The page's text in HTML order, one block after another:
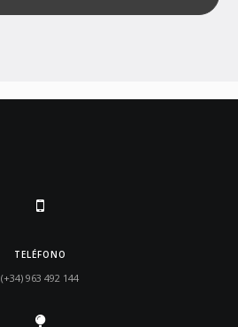
TELÉFONO
(+34) 963 492 144